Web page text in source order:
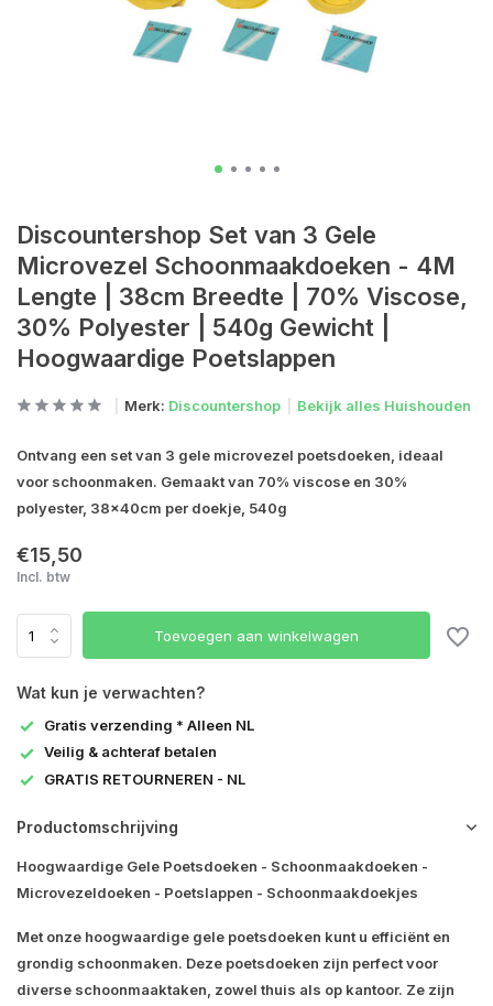
Discountershop Set van 3 Gele
Microvezel Schoonmaakdoeken - 4M
Lengte | 38cm Breedte | 70% Viscose,
30% Polyester | 540g Gewicht |
Hoogwaardige Poetslappen
Merk: Discountershop Bekijk alles Huishouden
Ontvang een set van 3 gele microvezel poetsdoeken, ideaal
voor schoonmaken. Gemaakt van 70% viscose en 30%
polyester, 38x40cm per doekje, 540g
€15,50
Incl. btw
Toevoegen aan winkelwagen
Wat kun je verwachten?
Gratis verzending * Alleen NL
Veilig & achteraf betalen
GRATIS RETOURNEREN - NL
Productomschrijving
Hoogwaardige Gele Poetsdoeken - Schoonmaakdoeken -
Microvezeldoeken - Poetslappen - Schoonmaakdoekjes
Met onze hoogwaardige gele poetsdoeken kunt u efficiënt en
grondig schoonmaken. Deze poetsdoeken zijn perfect voor
diverse schoonmaaktaken, zowel thuis als op kantoor. Ze zijn